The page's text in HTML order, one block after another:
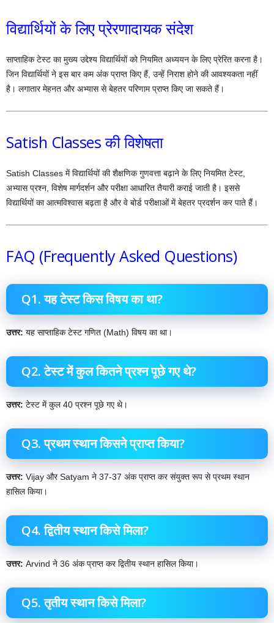
विद्यार्थियों के लिए प्रेरणादायक संदेश
साप्ताहिक टेस्ट का मुख्य उद्देश्य विद्यार्थियों को नियमित अध्ययन के लिए प्रेरित करना है।
जिन विद्यार्थियों ने इस बार कम अंक प्राप्त किए हैं, उन्हें निराश होने की आवश्यकता नहीं
है। लगातार मेहनत और अभ्यास से बेहतर परिणाम प्राप्त किए जा सकते हैं।
Satish Classes की विशेषता
Satish Classes में विद्यार्थियों की शैक्षणिक गुणवत्ता बढ़ाने के लिए नियमित टेस्ट,
अभ्यास प्रश्न, विशेष मार्गदर्शन और परीक्षा आधारित तैयारी कराई जाती है। इससे
विद्यार्थियों का आत्मविश्वास बढ़ता है और वे बोर्ड परीक्षाओं में बेहतर प्रदर्शन कर पाते हैं।
FAQ (Frequently Asked Questions)
Q1. यह टेस्ट किस विषय का था?
उत्तर: यह साप्ताहिक टेस्ट गणित (Math) विषय का था।
Q2. टेस्ट में कुल कितने प्रश्न पूछे गए थे?
उत्तर: टेस्ट में कुल 40 प्रश्न पूछे गए थे।
Q3. प्रथम स्थान किसने प्राप्त किया?
उत्तर: Vijay और Satyam ने 37-37 अंक प्राप्त कर संयुक्त रूप से प्रथम स्थान
हासिल किया।
Q4. द्वितीय स्थान किसे मिला?
उत्तर: Arvind ने 36 अंक प्राप्त कर द्वितीय स्थान हासिल किया।
Q5. तृतीय स्थान किसे मिला?